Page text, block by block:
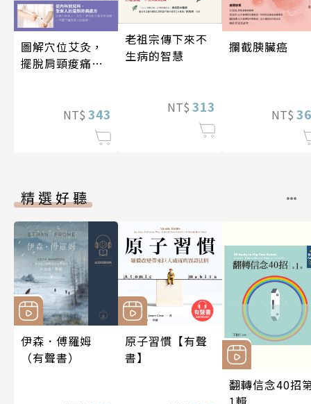
圖解穴位艾灸，
擺脫肩頸痠痛、
NT$ 343
老祖宗傳下來不
生病的智慧
NT$ 313
攔截胰臟癌
NT$
精選好聽
伊森．傅羅姆
（有聲書）
原子習慣【有聲
書】
翻轉信念40招